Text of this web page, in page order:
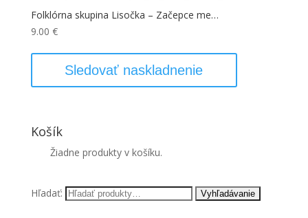
Folklórna skupina Lisočka – Začepce me…
9.00 €
Sledovať naskladnenie
Košík
Žiadne produkty v košíku.
Hľadať: